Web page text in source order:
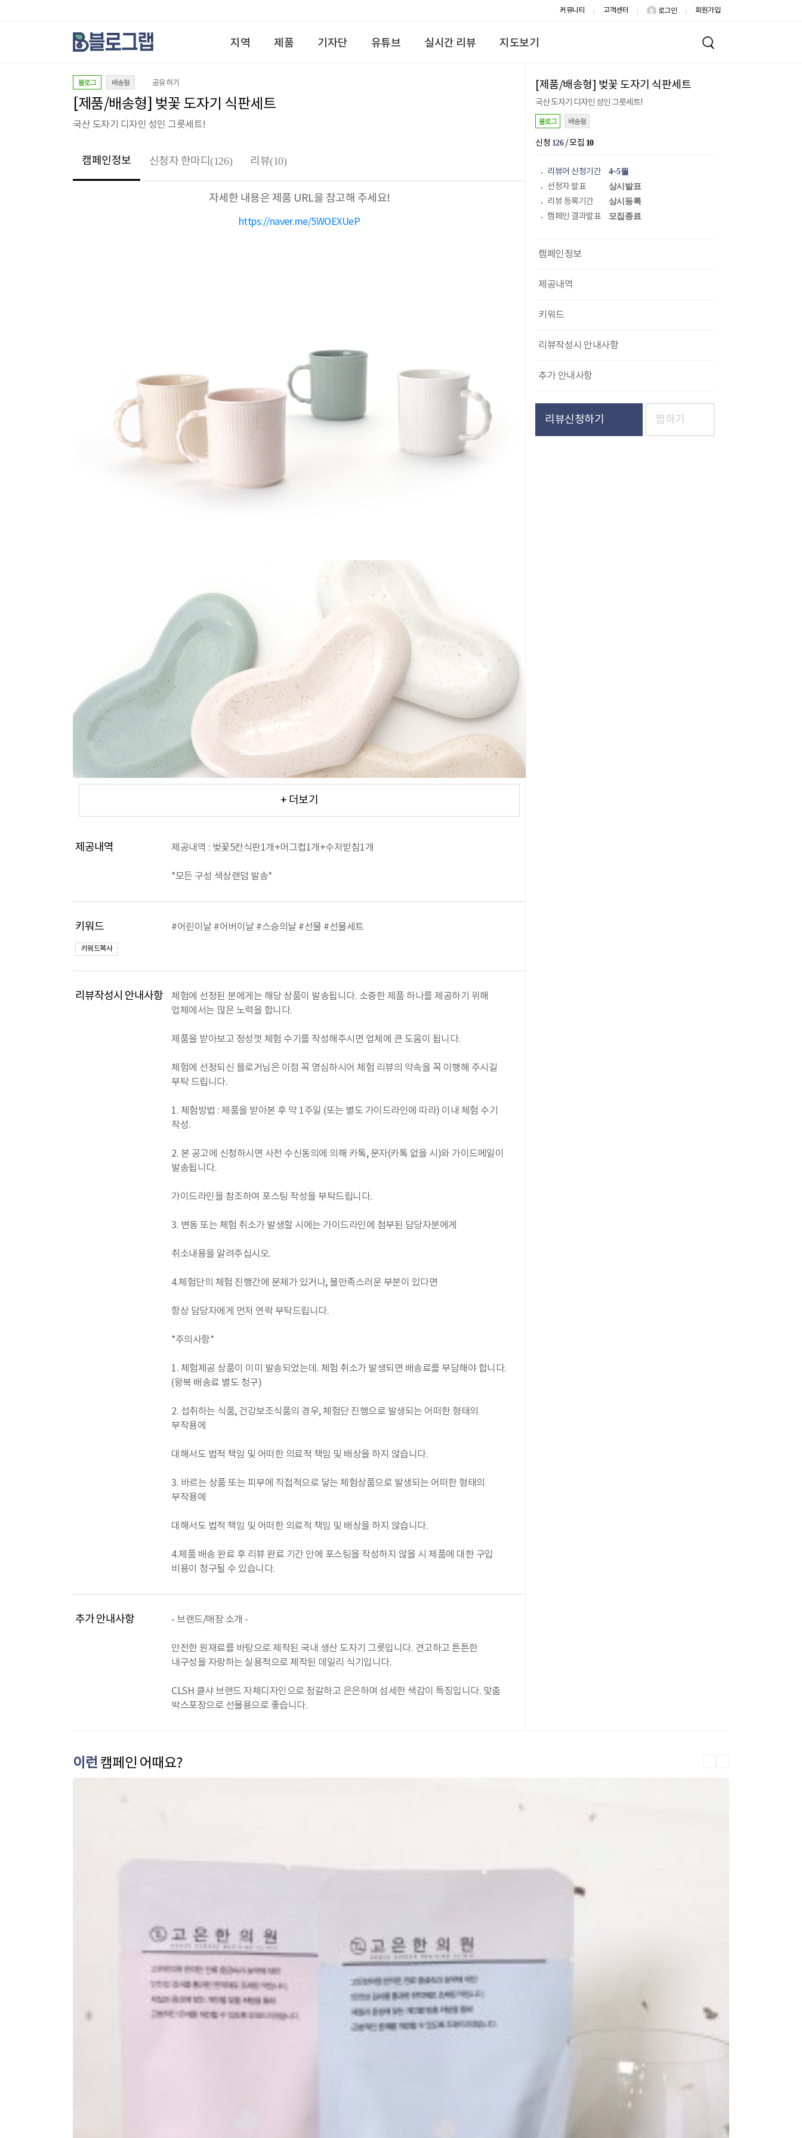
커뮤니티 고객센터 로그인 회원가입
지역 제품 기자단 유튜브 실시간 리뷰 지도보기
블로그 배송형 공유하기
[제품/배송형] 벚꽃 도자기 식판세트
국산 도자기 디자인 성인 그릇세트!
캠페인정보 신청자 한마디 (126) 리뷰(10)
자세한 내용은 제품 URL을 참고해 주세요!
https://naver.me/5WOEXUeP
+ 더보기
제공내역 제공내역 : 벚꽃5칸식판1개+머그컵1개+수저받침1개
*모든 구성 색상랜덤 발송*
키워드
키워드복사
#어린이날 #어버이날 #스승의날 #선물 #선물세트
리뷰작성시 안내사항
체험에 선정된 분에게는 해당 상품이 발송됩니다. 소중한 제품 하나를 제공하기 위해
업체에서는 많은 노력을 합니다.
제품을 받아보고 정성껏 체험 수기를 작성해주시면 업체에 큰 도움이 됩니다.
체험에 선정되신 블로거님은 이점 꼭 명심하시어 체험 리뷰의 약속을 꼭 이행해 주시길
부탁 드립니다.
1. 체험방법 : 제품을 받아본 후 약 1주일 (또는 별도 가이드라인에 따라) 이내 체험 수기
작성.
2. 본 공고에 신청하시면 사전 수신동의에 의해 카톡, 문자(카톡 없을 시)와 가이드메일이
발송됩니다.
가이드라인을 참조하여 포스팅 작성을 부탁드립니다.
3. 변동 또는 체험 취소가 발생할 시에는 가이드라인에 첨부된 담당자분에게
취소내용을 알려주십시오.
4.체험단의 체험 진행간에 문제가 있거나, 불만족스러운 부분이 있다면
항상 담당자에게 먼저 연락 부탁드립니다.
*주의사항*
1. 체험제공 상품이 이미 발송되었는데. 체험 취소가 발생되면 배송료를 부담해야 합니다.
(왕복 배송료 별도 청구)
2. 섭취하는 식품, 건강보조식품의 경우, 체험단 진행으로 발생되는 어떠한 형태의
부작용에
대해서도 법적 책임 및 어떠한 의료적 책임 및 배상을 하지 않습니다.
3. 바르는 상품 또는 피부에 직접적으로 닿는 체험상품으로 발생되는 어떠한 형태의
부작용에
대해서도 법적 책임 및 어떠한 의료적 책임 및 배상을 하지 않습니다.
4.제품 배송 완료 후 리뷰 완료 기간 안에 포스팅을 작성하지 않을 시 제품에 대한 구입
비용이 청구될 수 있습니다.
추가 안내사항 - 브랜드/매장 소개 -
안전한 원재료를 바탕으로 제작된 국내 생산 도자기 그릇입니다. 견고하고 튼튼한
내구성을 자랑하는 실용적으로 제작된 데일리 식기입니다.
CLSH 클샤 브랜드 자체디자인으로 정갈하고 은은하며 섬세한 색감이 특징입니다. 맞춤
박스포장으로 선물용으로 좋습니다.
[제품/배송형] 벚꽃 도자기 식판세트
국산 도자기 디자인 성인 그릇세트!
블로그 배송형
신청 126/ 모집 10
리뷰어 신청기간 4~5월
선정자 발표 상시발표
리뷰 등록기간 상시등록
캠페인 결과발표 모집종료
캠페인정보
제공내역
키워드
리뷰작성시 안내사항
추가 안내사항
리뷰신청하기 찜하기
이런 캠페인 어때요?